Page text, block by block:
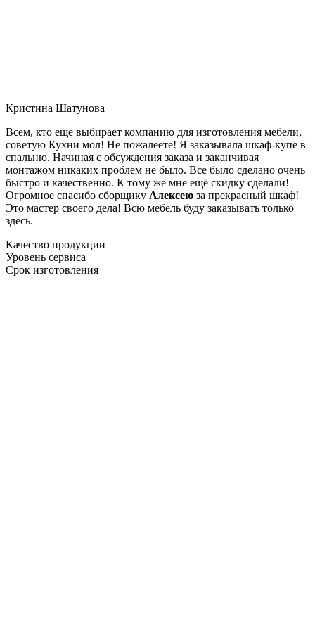
Кристина Шатунова
Всем, кто еще выбирает компанию для изготовления мебели,
советую Кухни мол! Не пожалеете! Я заказывала шкаф-купе в
спальню. Начиная с обсуждения заказа и заканчивая
монтажом никаких проблем не было. Все было сделано очень
быстро и качественно. К тому же мне ещё скидку сделали!
Огромное спасибо сборщику Алексею за прекрасный шкаф!
Это мастер своего дела! Всю мебель буду заказывать только
здесь.
Качество продукции
Уровень сервиса
Срок изготовления